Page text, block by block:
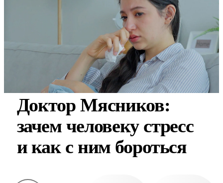
Доктор Мясников:
зачем человеку стресс
и как с ним бороться